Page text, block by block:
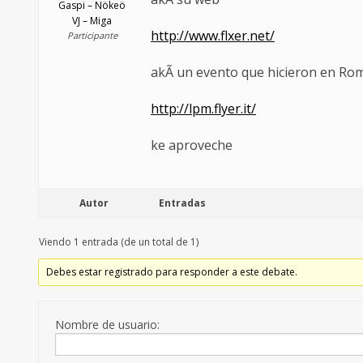
Gaspi – Nökeö
VJ – Miga
Participante http://www.flxer.net/
akÃ­ un evento que hicieron en
http://lpm.flyer.it/
ke aproveche
Autor Entradas
Viendo 1 entrada (de un total de 1)
Debes estar registrado para responder a este debate.
Nombre de usuario: